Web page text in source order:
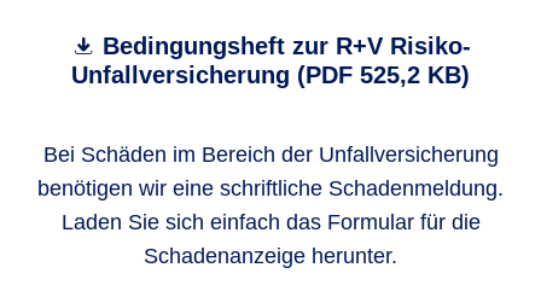
Bedingungsheft zur R+V Risiko-
Unfallversicherung (PDF 525,2 KB)
Bei Schäden im Bereich der Unfallversicherung
benötigen wir eine schriftliche Schadenmeldung.
Laden Sie sich einfach das Formular für die
Schadenanzeige herunter.